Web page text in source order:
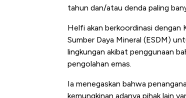
tahun dan/atau denda paling
Helfi akan berkoordinasi dengan
Sumber Daya Mineral (ESDM)
lingkungan akibat penggunaan
pengolahan emas.
Ia menegaskan bahwa
kemungkinan adanya pihak lain